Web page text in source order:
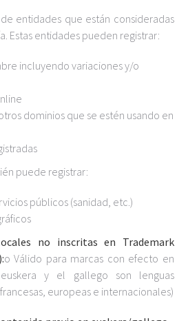
entidades que están consideradas
Estas entidades pueden registrar:
incluyendo variaciones y/o
dominios que se estén usando en
puede registrar:
públicos (sanidad, etc.)
no inscritas en Trademark
o Válido para marcas con efecto en
y el gallego son lenguas
europeas e internacionales)